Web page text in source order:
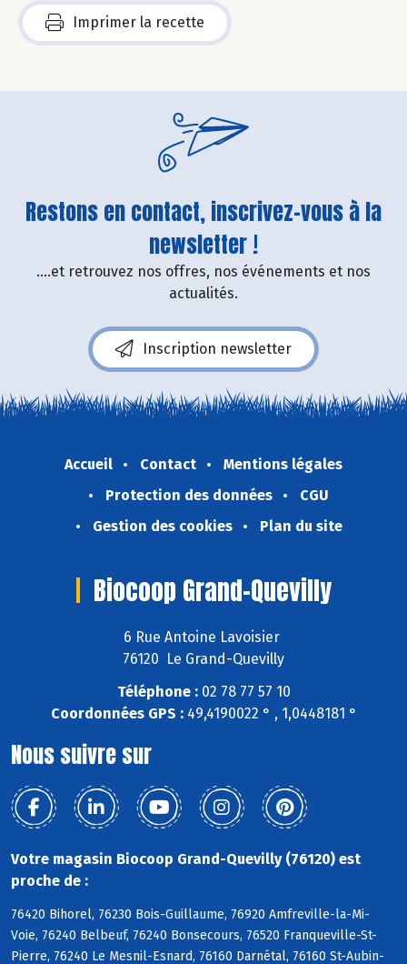
Imprimer la recette
Restons en contact, inscrivez-vous à la
newsletter !
....et retrouvez nos offres, nos événements et nos
actualités.
Inscription newsletter
Accueil Contact
Mentions légales
Protection des données
CGU
Gestion des cookies
Plan du site
Biocoop Grand-Quevilly
6 Rue Antoine Lavoisier
76120 Le Grand-Quevilly
Téléphone :02 78 77 57 10
Coordonnées GPS :49,4190022 ° , 1,0448181 °
Nous suivre sur
Votre magasin Biocoop Grand-Quevilly (76120) est
proche de :
76420 Bihorel, 76230 Bois-Guillaume, 76920 Amfreville-la-Mi-
Voie, 76240 Belbeuf, 76240 Bonsecours, 76520 Franqueville-St-
Pierre, 76240 Le Mesnil-Esnard, 76160 Darnétal, 76160 St-Aubin-